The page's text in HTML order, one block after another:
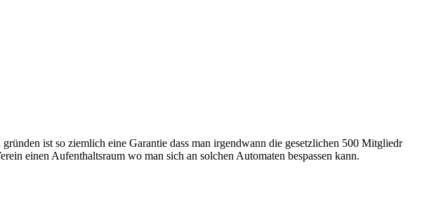
ist so ziemlich eine Garantie dass man irgendwann die gesetzlichen 500 Mitgliedr
einen Aufenthaltsraum wo man sich an solchen Automaten bespassen kann.